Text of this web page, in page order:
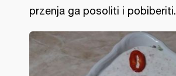
przenja ga posoliti i pobiberiti.